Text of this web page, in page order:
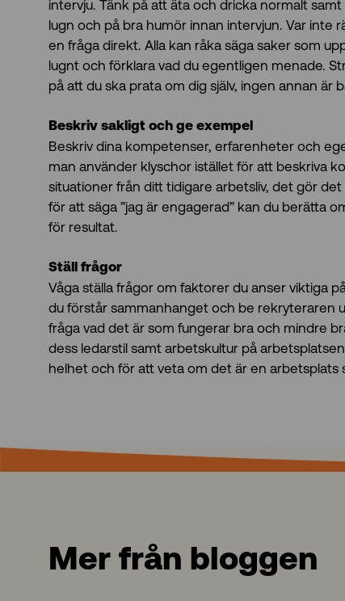
intervju. Tänk på att äta och dricka normalt
lugn och på bra humör innan intervjun. Var
en fråga direkt. Alla kan råka säga saker som
lugnt och förklara vad du egentligen menade.
på att du ska prata om dig själv, ingen annan är
Beskriv sakligt och ge exempel
Beskriv dina kompetenser, erfarenheter och
man använder klyschor istället för att beskriva
situationer från ditt tidigare arbetsliv, det gör
för att säga ”jag är engagerad” kan du berätta
för resultat.
Ställ frågor
Våga ställa frågor om faktorer du anser viktiga
du förstår sammanhanget och be rekryteraren
fråga vad det är som fungerar bra och mindre
dess ledarstil samt arbetskultur på
helhet och för att veta om det är en arbetsplats
Mer från bloggen